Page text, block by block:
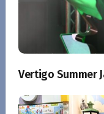
Vertigo Summer